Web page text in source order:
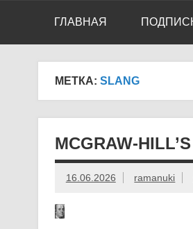
ГЛАВНАЯ
МЕТКА: SLANG
MCGRAW-
16.06.2026 ramanuki